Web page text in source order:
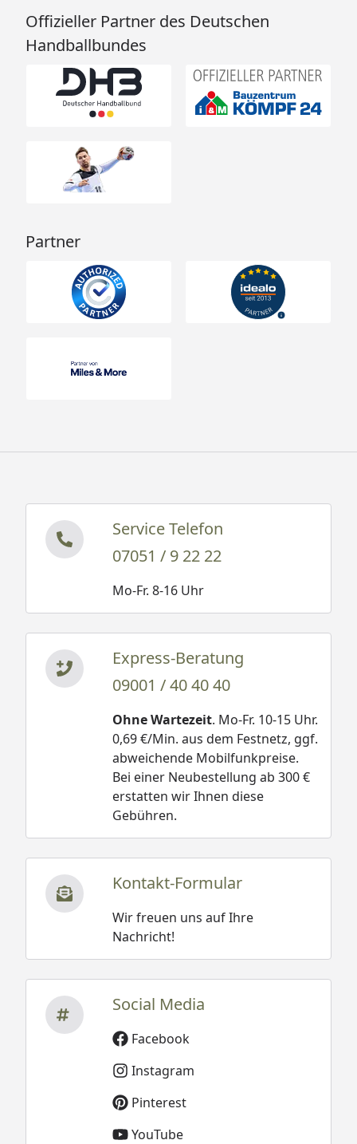
Offizieller Partner des Deutschen
Handballbundes
Partner
Service Telefon
07051 / 9 22 22
Mo-Fr. 8-16 Uhr
Express-Beratung
09001 / 40 40 40
Ohne Wartezeit. Mo-Fr. 10-15 Uhr.
0,69 €/Min. aus dem Festnetz, ggf.
abweichende Mobilfunkpreise.
Bei einer Neubestellung ab 300 €
erstatten wir Ihnen diese
Gebühren.
Kontakt-Formular
Wir freuen uns auf Ihre
Nachricht!
Social Media
Facebook
Instagram
Pinterest
YouTube